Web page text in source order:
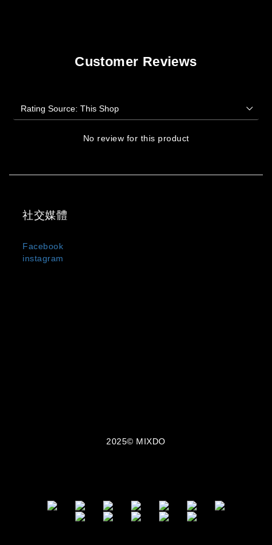
Customer Reviews
No review for this product
社交媒體
Facebook
instagram
2025© MIXDO